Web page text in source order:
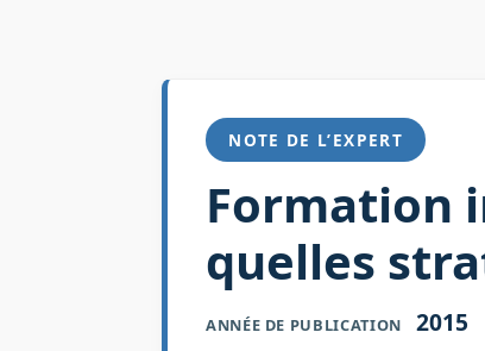
NOTE DE L’EXPERT
Formation
quelles
ANNÉE DE PUBLICATION 2015